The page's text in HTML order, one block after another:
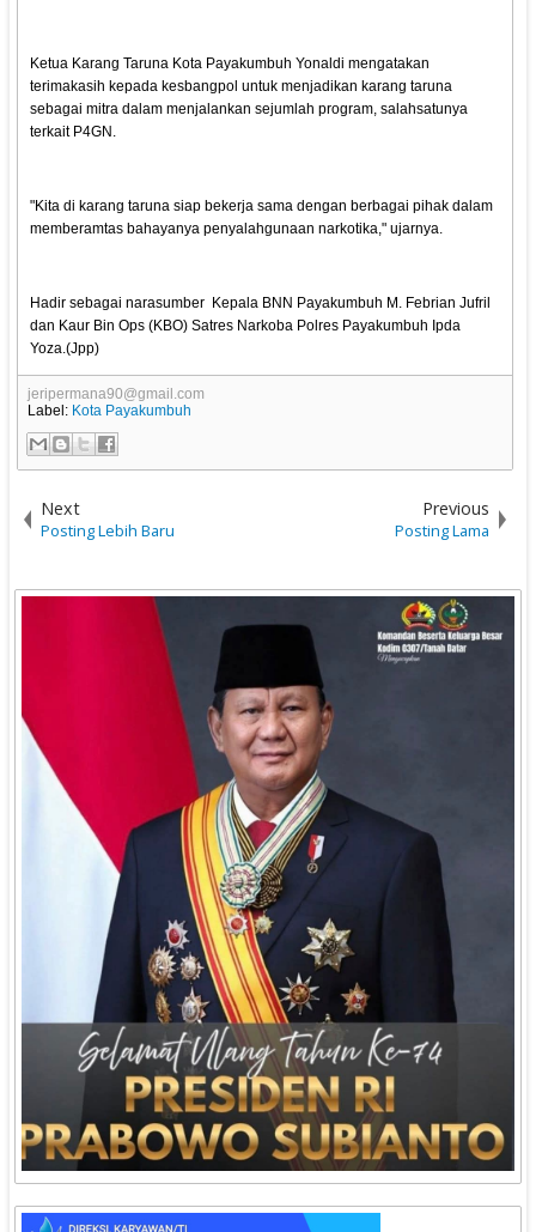
Ketua Karang Taruna Kota Payakumbuh Yonaldi mengatakan
terimakasih kepada kesbangpol untuk menjadikan karang taruna
sebagai mitra dalam menjalankan sejumlah program, salahsatunya
terkait P4GN.
"Kita di karang taruna siap bekerja sama dengan berbagai pihak dalam
memberamtas bahayanya penyalahgunaan narkotika," ujarnya.
Hadir sebagai narasumber Kepala BNN Payakumbuh M. Febrian Jufril
dan Kaur Bin Ops (KBO) Satres Narkoba Polres Payakumbuh Ipda
Yoza.(Jpp)
jeripermana90@gmail.com
Label: Kota Payakumbuh
Next
Posting Lebih Baru
Previous
Posting Lama